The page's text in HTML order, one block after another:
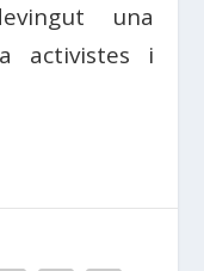
una
activistes i